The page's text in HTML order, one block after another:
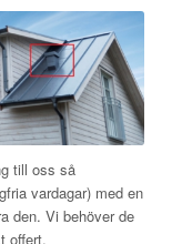
till oss så
vardagar) med en
den. Vi behöver de
offert.